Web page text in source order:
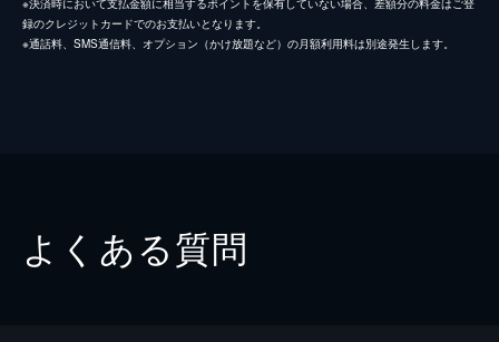
録のクレジットカードでのお支払いとなります。
※通話料、SMS通信料、オプション（かけ放題など）の月額利用料は別途発生します。
よくある質問